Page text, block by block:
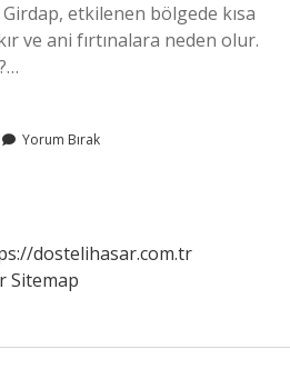
etkilenen bölgede kısa
ve ani fırtınalara neden olur.
Yorum Bırak
dostelihasar.com.tr
Sitemap